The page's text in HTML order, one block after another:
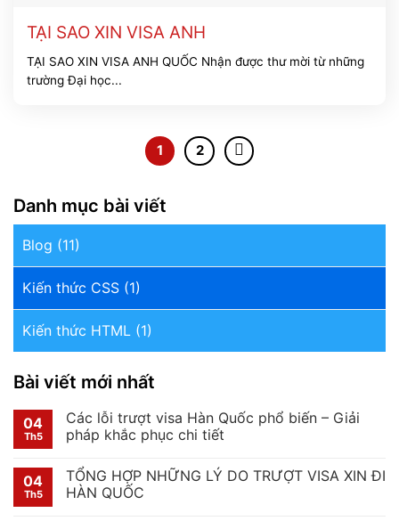
TẠI SAO XIN VISA ANH
TẠI SAO XIN VISA ANH QUỐC Nhận được thư mời từ những
trường Đại học...
1 2
Danh mục bài viết
Blog (11)
Kiến thức CSS (1)
Kiến thức HTML (1)
Bài viết mới nhất
04
Th5
Các lỗi trượt visa Hàn Quốc phổ biến – Giải
pháp khắc phục chi tiết
04
Th5
TỔNG HỢP NHỮNG LÝ DO TRƯỢT VISA XIN ĐI
HÀN QUỐC